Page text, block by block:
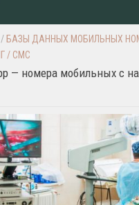
/ БАЗЫ ДАННЫХ МОБИЛЬНЫХ
/ СМС
— номера мобильных с